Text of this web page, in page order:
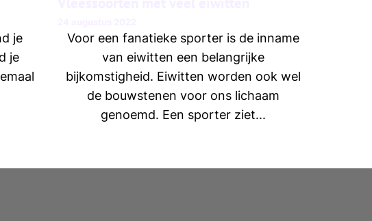
je
je
Voor een fanatieke sporter is de inname
van eiwitten een belangrijke
bijkomstigheid. Eiwitten worden ook wel
de bouwstenen voor ons lichaam
genoemd. Een sporter ziet...